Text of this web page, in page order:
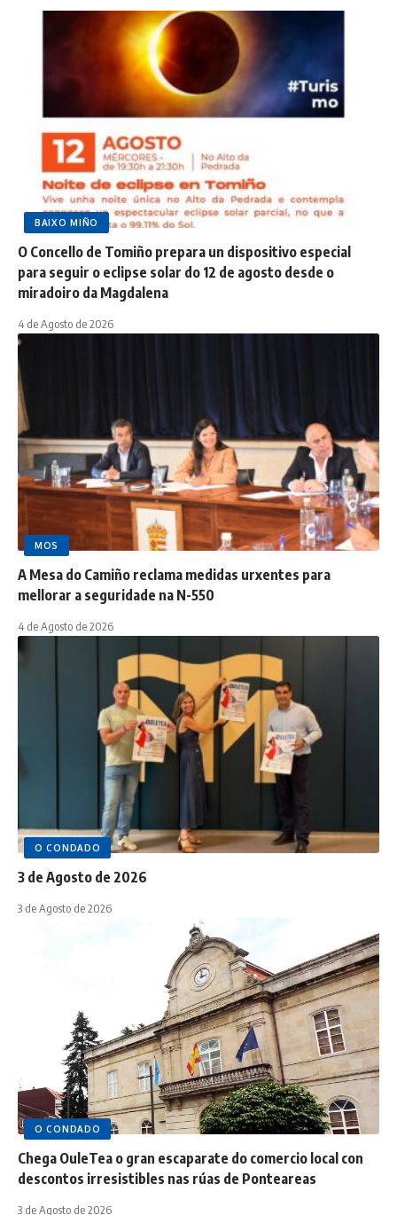
BAIXO MIÑO
O Concello de Tomiño prepara un dispositivo especial
para seguir o eclipse solar do 12 de agosto desde o
miradoiro da Magdalena
4 de Agosto de 2026
MOS
A Mesa do Camiño reclama medidas urxentes para
mellorar a seguridade na N-550
4 de Agosto de 2026
O CONDADO
3 de Agosto de 2026
3 de Agosto de 2026
O CONDADO
Chega OuleTea o gran escaparate do comercio local con
descontos irresistibles nas rúas de Ponteareas
3 de Agosto de 2026